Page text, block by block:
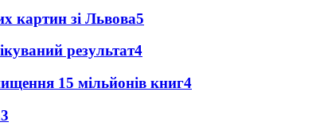
картин зі Львова5
результат4
15 мільйонів книг4
3